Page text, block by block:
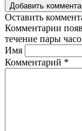
Добавить
Оставить
Комментарии
течение пары
Имя
Комментарий *